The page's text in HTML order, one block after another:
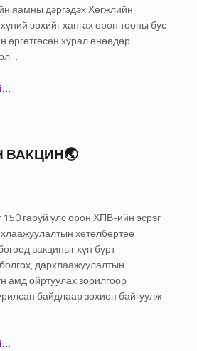
яамны дэргэдэх Хөгжлийн
эрхийг хангах орон тооны бус
өргөтгөсөн хурал өнөөдөр
“ЭМЯ-ны дэргэдэх Хөгжлийн бэрхшээлтэй хүний эрхийг хангах орон тооны бус дэд зөвлөлийн өргөтгөсөн хурал боллоо”
…
гаруй улс орон ХПВ-ийн эсрэг
хөтөлбөртөө
вакциныг хүн бүрт
дархлаажуулалтын
амд ойртуулах зорилгоор
байдлаар зохион байгуулж
…